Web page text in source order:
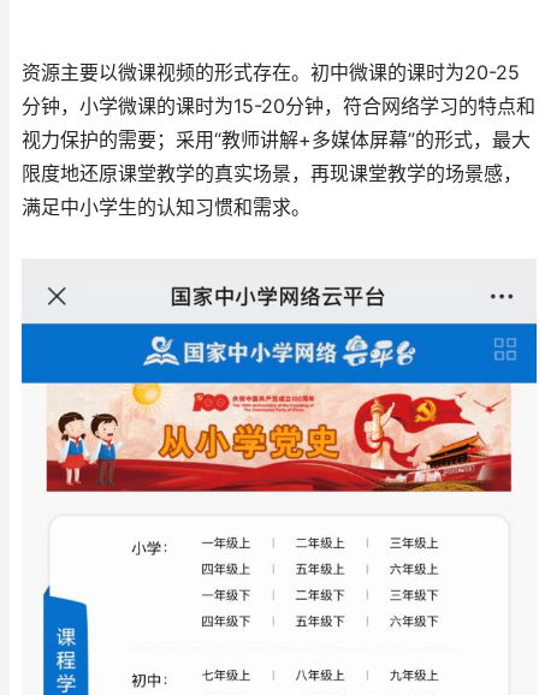
资源主要以微课视频的形式存在。初中微课的课时为20-25
分钟，小学微课的课时为15-20分钟，符合网络学习的特点和
视力保护的需要；采用“教师讲解+多媒体屏幕”的形式，最大
限度地还原课堂教学的真实场景，再现课堂教学的场景感，
满足中小学生的认知习惯和需求。